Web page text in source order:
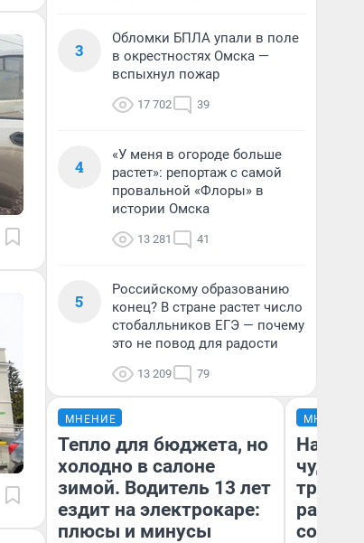
3
Обломки БПЛА упали в поле
в окрестностях Омска —
вспыхнул пожар
17 702 39
4
«У меня в огороде больше
растет»: репортаж с самой
провальной «Флоры» в
истории Омска
13 281 41
5
Российскому образованию
конец? В стране растет число
стобалльников ЕГЭ — почему
это не повод для радости
13 209 79
МНЕНИЕ
Тепло для бюджета, но
холодно в салоне
зимой. Водитель 13 лет
ездит на электрокаре:
плюсы и минусы
МНЕНИЕ
чудом